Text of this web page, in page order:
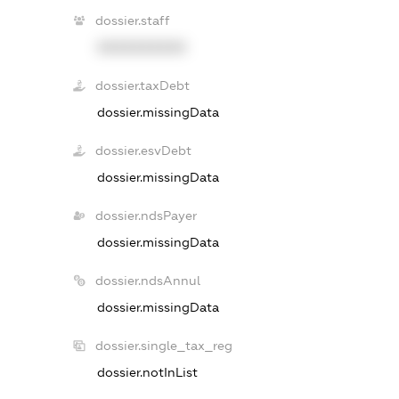
dossier.staff
dossier.taxDebt
dossier.missingData
dossier.esvDebt
dossier.missingData
dossier.ndsPayer
dossier.missingData
dossier.ndsAnnul
dossier.missingData
dossier.single_tax_reg
dossier.notInList